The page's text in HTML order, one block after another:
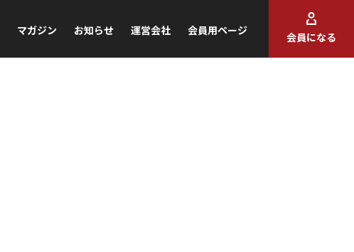
マガジン お知らせ 運営会社 会員用ページ
会員になる